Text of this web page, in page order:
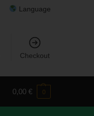
Language
Checkout
0,00 € 0